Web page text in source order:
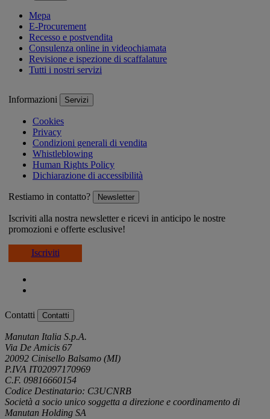
Mepa
E-Procurement
Recesso e postvendita
Consulenza online in videochiamata
Revisione e ispezione di scaffalature
Tutti i nostri servizi
Informazioni Servizi
Cookies
Privacy
Condizioni generali di vendita
Whistleblowing
Human Rights Policy
Dichiarazione di accessibilità
Restiamo in contatto? Newsletter
Iscriviti alla nostra newsletter e ricevi in anticipo le nostre
promozioni e offerte esclusive!
Iscriviti
Contatti Contatti
Manutan Italia S.p.A.
Via De Amicis 67
20092 Cinisello Balsamo (MI)
P.IVA IT02097170969
C.F. 09816660154
Codice Destinatario: C3UCNRB
Società a socio unico soggetta a direzione e coordinamento di
Manutan Holding SA